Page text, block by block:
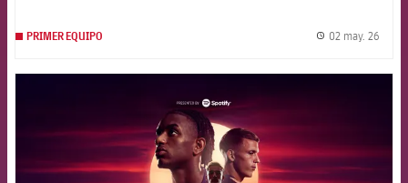
PRIMER EQUIPO 02 may. 26